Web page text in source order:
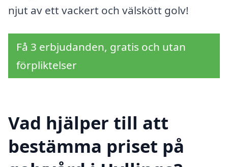
njut av ett vackert och välskött golv!
Få 3 erbjudanden, gratis och utan
förpliktelser
Vad hjälper till att
bestämma priset på